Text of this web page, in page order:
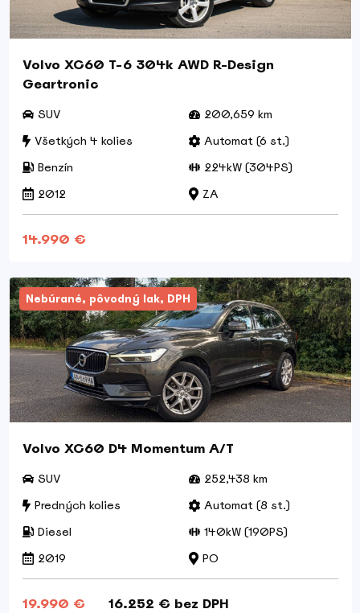
Volvo XC60 T-6 304k AWD R-Design
Geartronic
SUV
200,659 km
Všetkých 4 kolies
Automat (6 st.)
Benzín
224kW (304PS)
2012
ZA
14.990 €
Nebúrané, pôvodný lak, DPH
Volvo XC60 D4 Momentum A/T
SUV
252,438 km
Predných kolies
Automat (8 st.)
Diesel
140kW (190PS)
2019
PO
19.990 € 16.252 € bez DPH